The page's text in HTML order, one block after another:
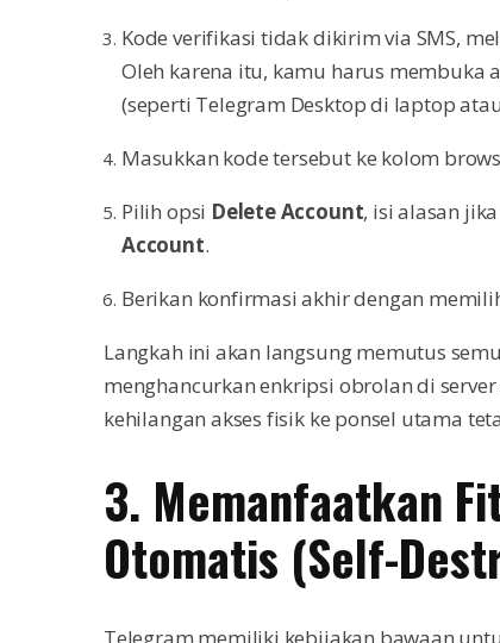
Kode verifikasi tidak dikirim via SMS,
Oleh karena itu, kamu harus membuka
(seperti Telegram Desktop di laptop
Masukkan kode tersebut ke kolom
Pilih opsi Delete Account, isi alasan
Account.
Berikan konfirmasi akhir dengan
Langkah ini akan langsung memutus
menghancurkan enkripsi obrolan di
kehilangan akses fisik ke ponsel utama
3. Memanfaatkan
Otomatis (Self-